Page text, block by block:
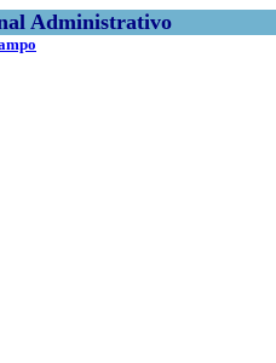
Administrativo